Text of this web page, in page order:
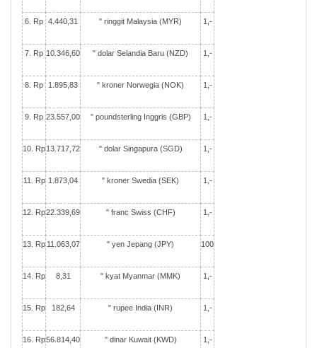
6. Rp 4.440,31 " ringgit Malaysia (MYR) 1,-
7. Rp 10.346,60 " dolar Selandia Baru (NZD) 1,-
8. Rp 1.895,83 " kroner Norwegia (NOK) 1,-
9. Rp 23.557,00 " poundsterling Inggris (GBP) 1,-
10. Rp13.717,72 " dolar Singapura (SGD) 1,-
11. Rp 1.873,04 " kroner Swedia (SEK) 1,-
12. Rp22.339,69 " franc Swiss (CHF) 1,-
13. Rp 11.063,07 " yen Jepang (JPY) 100
14. Rp 8,31 " kyat Myanmar (MMK) 1,-
15. Rp 182,64 " rupee India (INR) 1,-
16. Rp56.814,40 " dinar Kuwait (KWD) 1,-